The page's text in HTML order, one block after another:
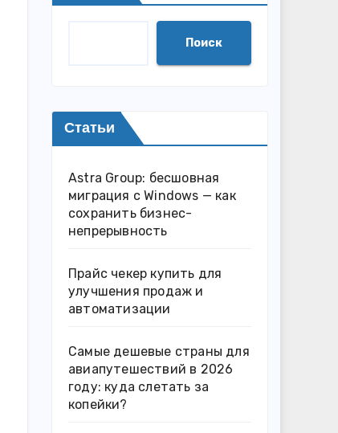
Поиск
Статьи
Astra Group: бесшовная
миграция с Windows — как
сохранить бизнес-
непрерывность
Прайс чекер купить для
улучшения продаж и
автоматизации
Самые дешевые страны для
авиапутешествий в 2026
году: куда слетать за
копейки?